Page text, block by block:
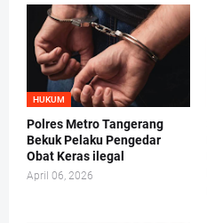
HUKUM
Polres Metro Tangerang
Bekuk Pelaku Pengedar
Obat Keras ilegal
April 06, 2026